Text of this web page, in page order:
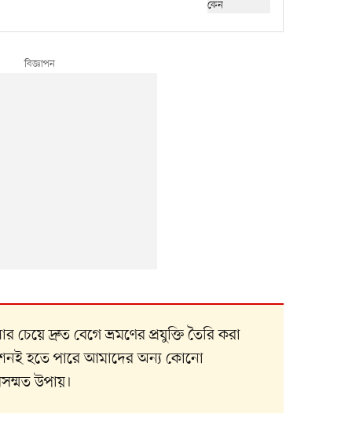
দ্রুত বেগে ভ্রমণের প্রযুক্তি তৈরি করা
হতে পারে আমাদের অন্য কোনো
উপায়।